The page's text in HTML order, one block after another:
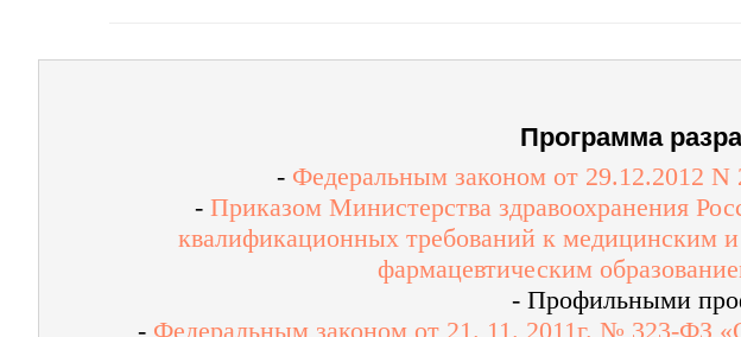
Программа
- Федеральным законом от 29.12.2012
- Приказом Министерства здравоохранения
квалификационных требований к медицинским
фармацевтическим
- Профильными
- Федеральным законом от 21. 11. 2011г. № 323-ФЗ